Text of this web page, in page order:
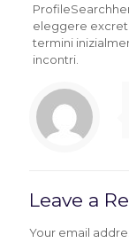
eleggere
termini
incontri.
Leave a
Your email